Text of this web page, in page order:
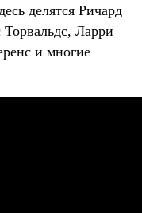
делятся Ричард
Ларри
и многие